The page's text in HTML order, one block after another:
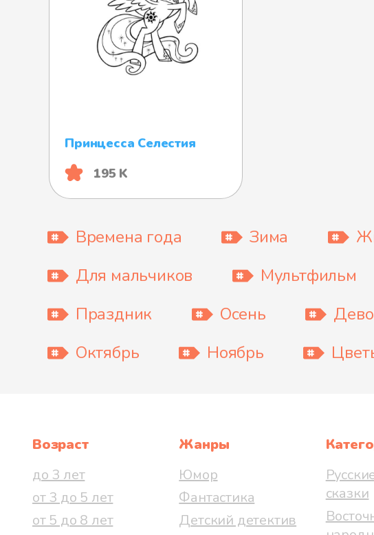
Принцесса Селестия
195 K
Времена года Зима
Для мальчиков
Мультфильм
Праздник
Осень
Октябрь
Ноябрь
Возраст
до 3 лет
от 3 до 5 лет
от 5 до 8 лет
Жанры
Юмор
Фантастика
Детский детектив
сказки